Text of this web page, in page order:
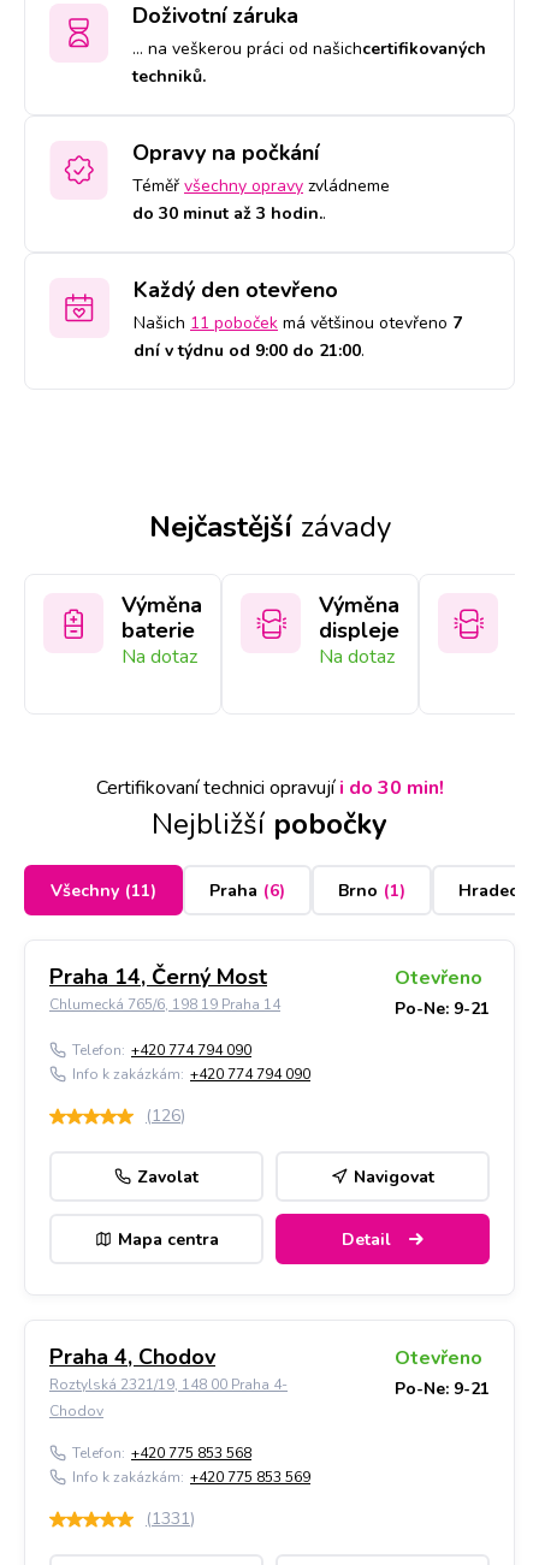
Doživotní záruka
… na veškerou práci od našichcertifikovaných
techniků.
Opravy na počkání
Téměř všechny opravy zvládneme
do 30 minut až 3 hodin..
Každý den otevřeno
Našich 11 poboček má většinou otevřeno 7
dní v týdnu od 9:00 do 21:00.
Nejčastější závady
Výměna
baterie
Na dotaz
Výměna
displeje
Na dotaz
Certifikovaní technici opravujíi do 30 min!
Nejbližší pobočky
Všechny (11) Praha (6) Brno (1) Hradec
Praha 14, Černý Most
Chlumecká 765/6, 198 19 Praha 14
Otevřeno
Po-Ne: 9-21
Telefon: +420 774 794 090
Info k zakázkám: +420 774 794 090
(126)
Zavolat Navigovat
Mapa centra Detail
Praha 4, Chodov
Roztylská 2321/19, 148 00 Praha 4-
Chodov
Otevřeno
Po-Ne: 9-21
Telefon: +420 775 853 568
Info k zakázkám: +420 775 853 569
(1331)